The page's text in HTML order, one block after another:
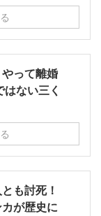
って離婚
ない三く
も討死！
が歴史に